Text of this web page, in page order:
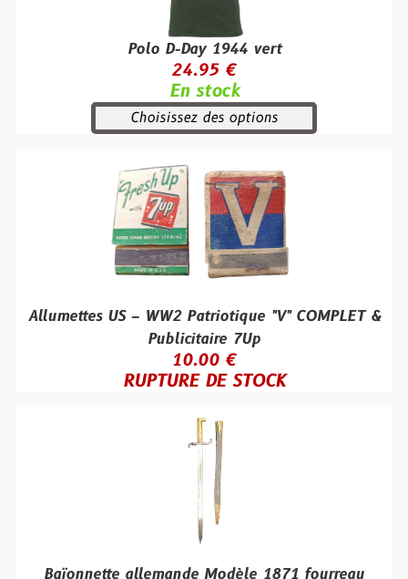
Polo D-Day 1944 vert
24.95 €
En stock
Choisissez des options
Allumettes US – WW2 Patriotique "V" COMPLET &
Publicitaire 7Up
10.00 €
RUPTURE DE STOCK
Baïonnette allemande Modèle 1871 fourreau